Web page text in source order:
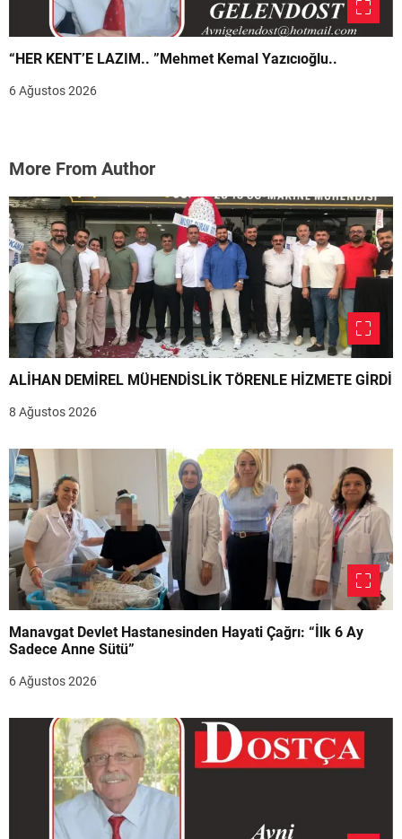
“HER KENT’E LAZIM.. ”Mehmet Kemal Yazıcıoğlu..
6 Ağustos 2026
More From Author
ALİHAN DEMİREL MÜHENDİSLİK TÖRENLE HİZMETE GİRDİ
8 Ağustos 2026
Manavgat Devlet Hastanesinden Hayati Çağrı: “İlk 6 Ay
Sadece Anne Sütü”
6 Ağustos 2026